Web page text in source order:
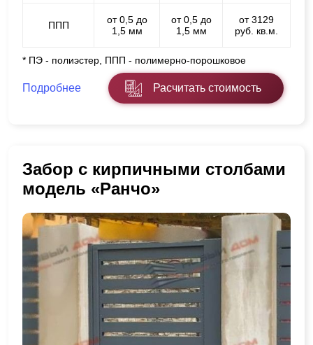
ППП
от 0,5 до
1,5 мм
от 0,5 до
1,5 мм
от 3129
руб. кв.м.
* ПЭ - полиэстер, ППП - полимерно-порошковое
Подробнее Расчитать стоимость
Забор с кирпичными столбами
модель «Ранчо»